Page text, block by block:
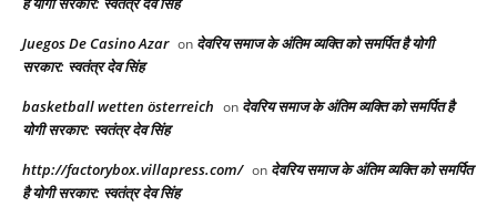
Juegos De Casino Azar on देवरिय समाज के अंतिम व्यक्ति को समर्पित है योगी
सरकार: स्वतंत्र देव सिंह
basketball wetten österreich on देवरिय समाज के अंतिम व्यक्ति को समर्पित है
योगी सरकार: स्वतंत्र देव सिंह
http://factorybox.villapress.com/ on देवरिय समाज के अंतिम व्यक्ति को समर्पित
है योगी सरकार: स्वतंत्र देव सिंह